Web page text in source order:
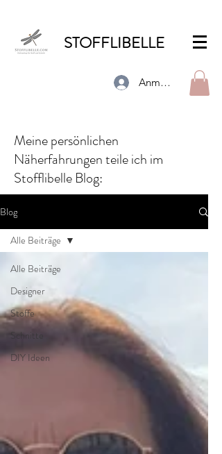
STOFFLIBELLE
Anmelden
Meine persönlichen
Näherfahrungen teile ich im
Stofflibelle Blog:
Blog
Alle Beiträge
Designer
Stoffe
Schnitte
DIY Ideen
Alle Beiträge